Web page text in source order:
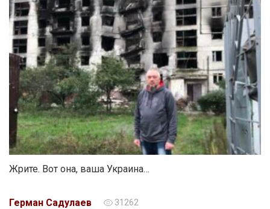
Жрите. Вот она, ваша Украина…
Герман Садулаев 31262